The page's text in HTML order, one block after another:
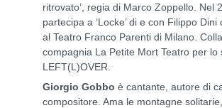
ritrovato’, regia di Marco Zoppello. Nel
partecipa a ‘Locke’ di e con Filippo Dini
al Teatro Franco Parenti di Milano.
compagnia La Petite Mort Teatro per lo
LEFT(L)OVER.
Giorgio Gobbo è cantante, autore di
compositore. Ama le montagne